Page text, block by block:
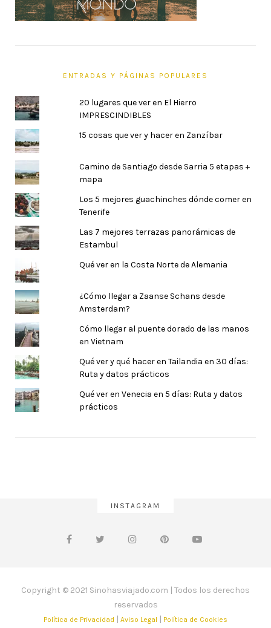
ENTRADAS Y PÁGINAS POPULARES
20 lugares que ver en El Hierro
IMPRESCINDIBLES
15 cosas que ver y hacer en Zanzíbar
Camino de Santiago desde Sarria 5 etapas +
mapa
Los 5 mejores guachinches dónde comer en
Tenerife
Las 7 mejores terrazas panorámicas de
Estambul
Qué ver en la Costa Norte de Alemania
¿Cómo llegar a Zaanse Schans desde
Amsterdam?
Cómo llegar al puente dorado de las manos
en Vietnam
Qué ver y qué hacer en Tailandia en 30 días:
Ruta y datos prácticos
Qué ver en Venecia en 5 días: Ruta y datos
prácticos
INSTAGRAM
Copyright © 2021 Sinohasviajado.com | Todos los derechos
reservados
Política de Privacidad | Aviso Legal | Política de Cookies